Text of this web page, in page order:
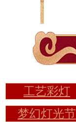
工艺彩灯
梦幻灯光节